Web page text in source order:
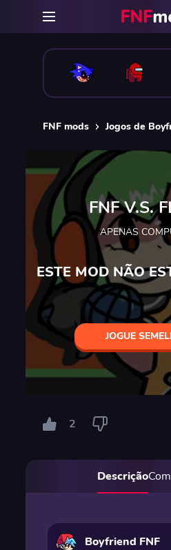
FNF mods Jogos de
FNF V.S.
APENAS
ESTE MOD NÃO
JOGUE
2
Descrição
Boyfriend FNF